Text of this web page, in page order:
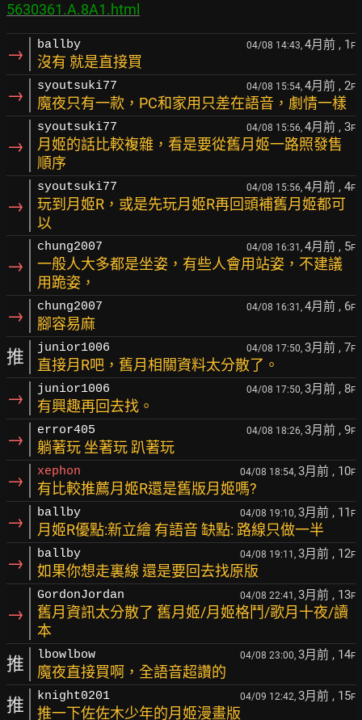
5630361.A.8A1.html
→ ballby 04/08 14:43, 4月前 , 1 F
沒有 就是直接買
→ syoutsuki77 04/08 15:54, 4月前 , 2F
魔夜只有一款，PC和家用只差在語音，劇情一樣
→
syoutsuki77 04/08 15:56, 4月前 , 3F
月姬的話比較複雜，看是要從舊月姬一路照發售
順序
→
syoutsuki77 04/08 15:56, 4月前 , 4F
玩到月姬R，或是先玩月姬R再回頭補舊月姬都可
以
→
chung2007 04/08 16:31, 4月前 , 5F
一般人大多都是坐姿，有些人會用站姿，不建議
用跪姿，
→ chung2007 04/08 16:31, 4月前 , 6F
腳容易麻
推 junior1006 04/08 17:50, 3月前 , 7F
直接月R吧，舊月相關資料太分散了。
→ junior1006 04/08 17:50, 3月前 , 8F
有興趣再回去找。
→ error405 04/08 18:26, 3月前 , 9F
躺著玩 坐著玩 趴著玩
→ xephon 04/08 18:54, 3月前 , 10F
有比較推薦月姬R還是舊版月姬嗎?
→ ballby 04/08 19:10, 3月前 , 11 F
月姬R優點:新立繪 有語音 缺點: 路線只做一半
→ ballby 04/08 19:11, 3月前 , 12F
如果你想走裏線 還是要回去找原版
→
GordonJordan 04/08 22:41, 3月前 , 13F
舊月資訊太分散了 舊月姬/月姬格鬥/歌月十夜/讀
本
推 lbowlbow 04/08 23:00, 3月前 , 14F
魔夜直接買啊，全語音超讚的
推 knight0201 04/09 12:42, 3月前 , 15F
推一下佐佐木少年的月姬漫畫版